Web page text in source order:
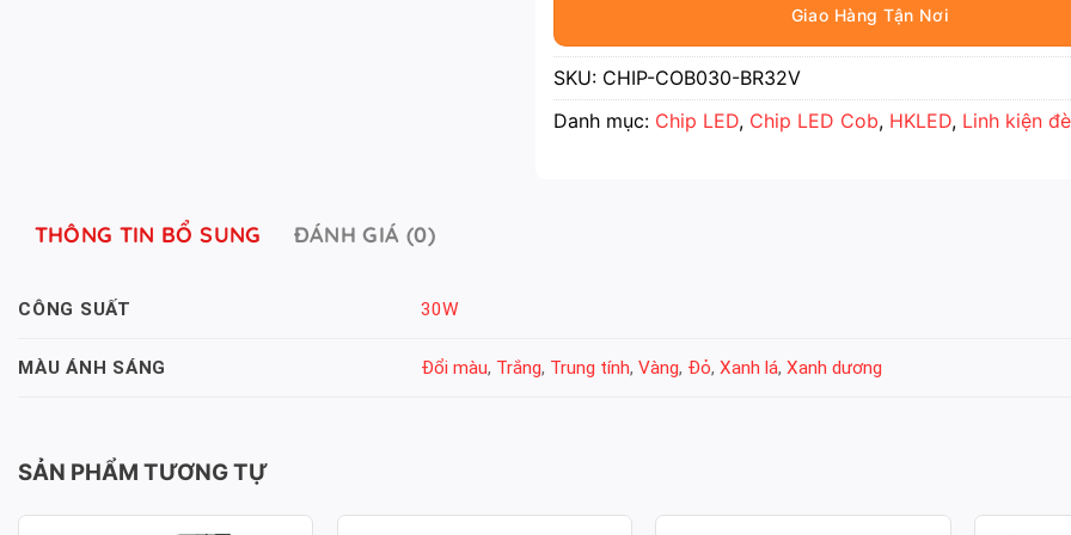
SKU: CHIP-COB030-BR32V
Danh mục: Chip LED, Chip LED Cob, HKLED, Linh kiện
THÔNG TIN BỔ SUNG ĐÁNH GIÁ (0)
CÔNG SUẤT 30W
MÀU ÁNH SÁNG Đổi màu, Trắng, Trung tính, Vàng, Đỏ, Xanh lá, Xanh dương
SẢN PHẨM TƯƠNG TỰ